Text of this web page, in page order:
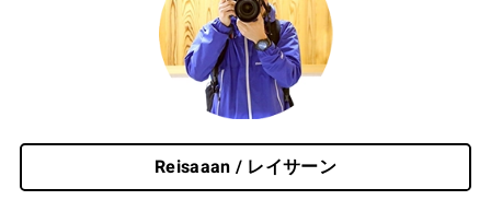
Reisaaan / レイサーン